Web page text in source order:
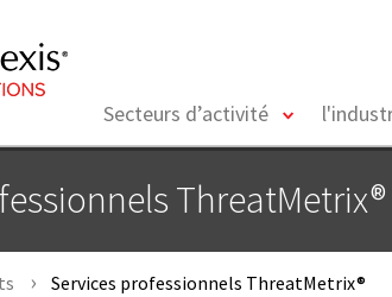
Secteurs d’activité
toggle
ThreatMetrix®
Services professionnels ThreatMetrix®